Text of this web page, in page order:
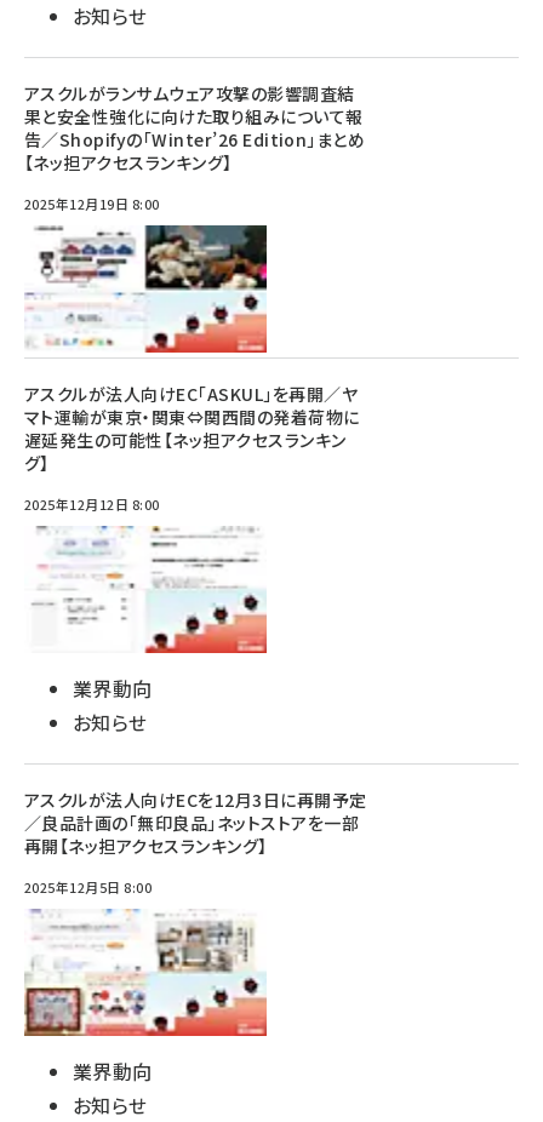
お知らせ
アスクルがランサムウェア攻撃の影響調査結
果と安全性強化に向けた取り組みについて報
告／Shopifyの「Winter’26 Edition」まとめ
【ネッ担アクセスランキング】
2025年12月19日 8:00
アスクルが法人向けEC「ASKUL」を再開／ヤ
マト運輸が東京・関東⇔関西間の発着荷物に
遅延発生の可能性【ネッ担アクセスランキン
グ】
2025年12月12日 8:00
業界動向
お知らせ
アスクルが法人向けECを12月3日に再開予定
／良品計画の「無印良品」ネットストアを一部
再開【ネッ担アクセスランキング】
2025年12月5日 8:00
業界動向
お知らせ